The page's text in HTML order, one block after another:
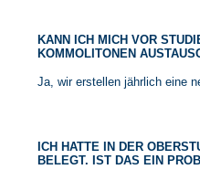
KANN ICH MICH VOR
KOMMOLITONEN
Ja, wir erstellen jährlich eine
ICH HATTE IN DER
BELEGT. IST DAS EIN